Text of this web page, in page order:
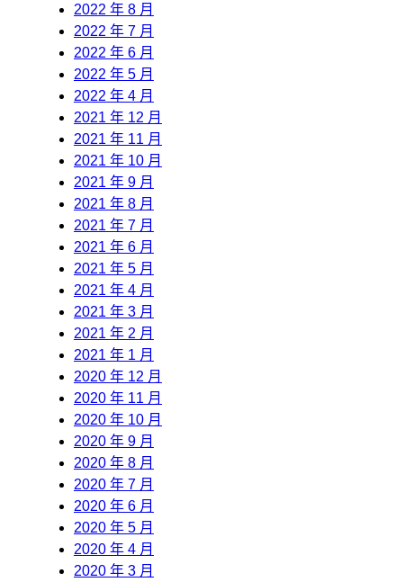
2022 年 8 月
2022 年 7 月
2022 年 6 月
2022 年 5 月
2022 年 4 月
2021 年 12 月
2021 年 11 月
2021 年 10 月
2021 年 9 月
2021 年 8 月
2021 年 7 月
2021 年 6 月
2021 年 5 月
2021 年 4 月
2021 年 3 月
2021 年 2 月
2021 年 1 月
2020 年 12 月
2020 年 11 月
2020 年 10 月
2020 年 9 月
2020 年 8 月
2020 年 7 月
2020 年 6 月
2020 年 5 月
2020 年 4 月
2020 年 3 月